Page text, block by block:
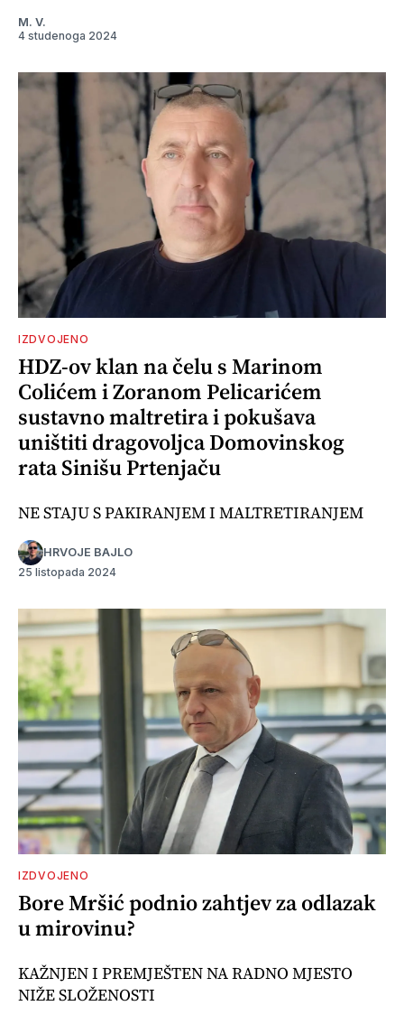
M. V.
4 studenoga 2024
IZDVOJENO
HDZ-ov klan na čelu s Marinom
Colićem i Zoranom Pelicarićem
sustavno maltretira i pokušava
uništiti dragovoljca Domovinskog
rata Sinišu Prtenjaču
NE STAJU S PAKIRANJEM I MALTRETIRANJEM
HRVOJE BAJLO
25 listopada 2024
IZDVOJENO
Bore Mršić podnio zahtjev za odlazak
u mirovinu?
KAŽNJEN I PREMJEŠTEN NA RADNO MJESTO
NIŽE SLOŽENOSTI